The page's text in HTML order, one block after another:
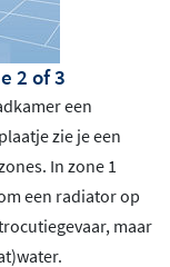
2 of 3
een
zie je een
In zone 1
een radiator op
maar